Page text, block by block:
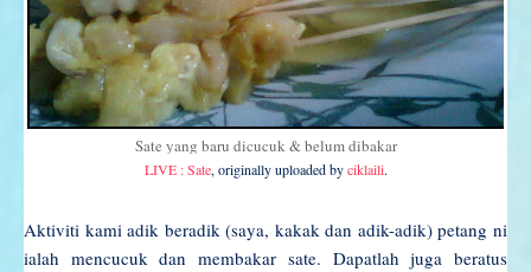
Sate yang baru dicucuk & belum dibakar
LIVE : Sate, originally uploaded byciklaili.
Aktiviti kami adik beradik (saya, kakak dan adik-adik) petang ni
ialah mencucuk dan membakar sate. Dapatlah juga beratus